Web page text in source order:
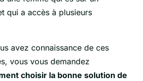
avez connaissance de ces
vous vous demandez
choisir la bonne solution de